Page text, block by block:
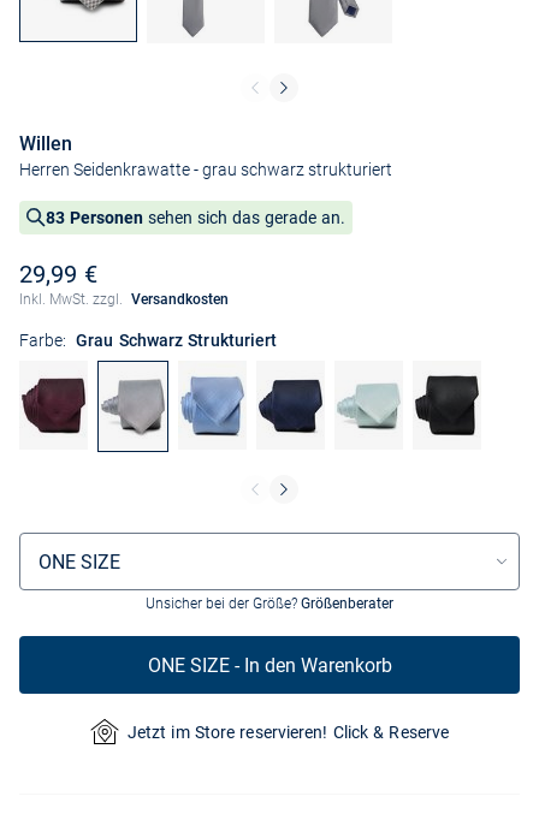
Willen
Herren Seidenkrawatte- grau schwarz strukturiert
83 Personen sehen sich das gerade an.
29,99 €
Inkl. MwSt. zzgl. Versandkosten
Farbe: Grau Schwarz Strukturiert
Größenauswahl
ONE SIZE
Unsicher bei der Größe? Größenberater
ONE SIZE - In den Warenkorb
Jetzt im Store reservieren! Click & Reserve